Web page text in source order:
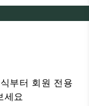
부터 회원 전용
세요